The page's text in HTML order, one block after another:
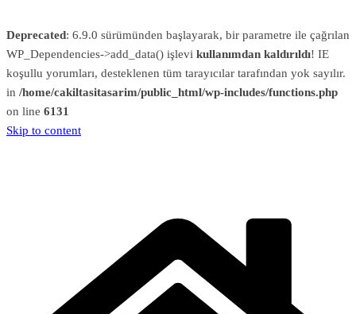
Deprecated: 6.9.0 sürümünden başlayarak, bir parametre ile çağrılan
WP_Dependencies->add_data() işlevi kullanımdan kaldırıldı! IE
koşullu yorumları, desteklenen tüm tarayıcılar tarafından yok sayılır.
in /home/cakiltasitasarim/public_html/wp-includes/functions.php
on line 6131
Skip to content